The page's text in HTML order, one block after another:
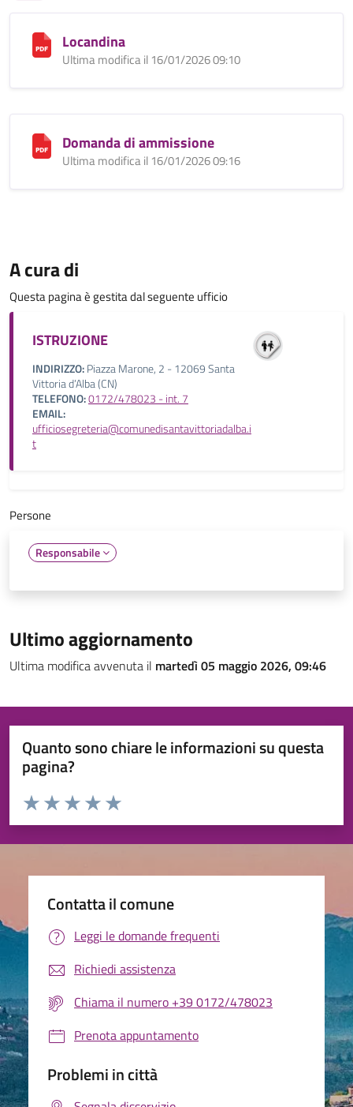
Locandina
Ultima modifica il 16/01/2026 09:10
Domanda di ammissione
Ultima modifica il 16/01/2026 09:16
A cura di
Questa pagina è gestita dal seguente ufficio
ISTRUZIONE
INDIRIZZO:Piazza Marone, 2 - 12069 Santa
Vittoria d’Alba (CN)
TELEFONO:0172/478023 - int. 7
EMAIL:
ufficiosegreteria@comunedisantavittoriadalba.i
t
Persone
Responsabile
Ultimo aggiornamento
Ultima modifica avvenuta il martedì 05 maggio 2026, 09:46
Quanto sono chiare le informazioni su questa
pagina?
Valuta da 1 a 5 stelle la pagina
Valuta 5 stelle su 5
Valuta 4 stelle su 5
Valuta 3 stelle su 5
Valuta 2 stelle su 5
Valuta 1 stelle su 5
Contatta il comune
Leggi le domande frequenti
Richiedi assistenza
Chiama il numero +39 0172/478023
Prenota appuntamento
Problemi in città